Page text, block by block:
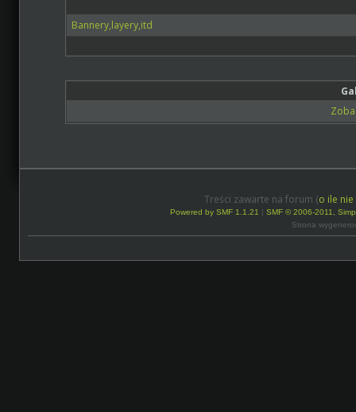
Bannery,layery,itd
Treści zawarte na forum (o ile
Powered by SMF 1.1.21 | SMF © 2006-2011,
Strona